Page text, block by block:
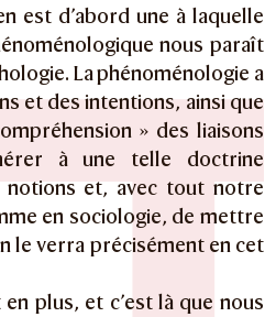
est d’abord une à laquelle
nous paraît
La phénoménologie a
et des intentions, ainsi que
» des liaisons
à une telle doctrine
et, avec tout notre
en sociologie, de mettre
le verra précisément en cet
plus, et c’est là que nous